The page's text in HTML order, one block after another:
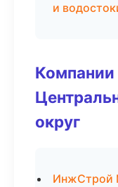
и
Компании
округ
ИнжСтрой